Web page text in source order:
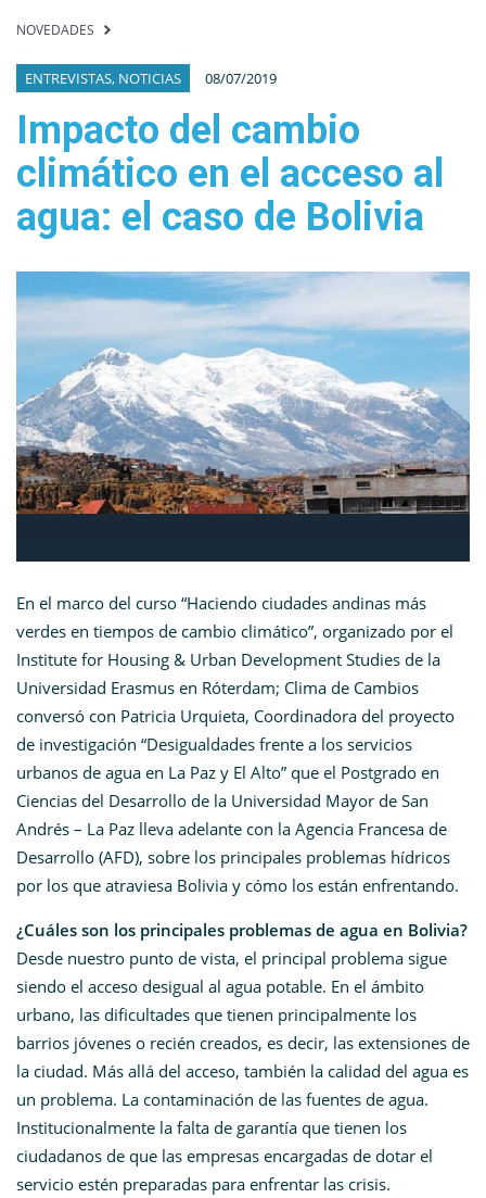
NOVEDADES
ENTREVISTAS, NOTICIAS 08/07/2019
Impacto del cambio
climático en el acceso al
agua: el caso de Bolivia
En el marco del curso “Haciendo ciudades andinas más
verdes en tiempos de cambio climático”, organizado por el
Institute for Housing & Urban Development Studies de la
Universidad Erasmus en Róterdam; Clima de Cambios
conversó con Patricia Urquieta, Coordinadora del proyecto
de investigación “Desigualdades frente a los servicios
urbanos de agua en La Paz y El Alto” que el Postgrado en
Ciencias del Desarrollo de la Universidad Mayor de San
Andrés – La Paz lleva adelante con la Agencia Francesa de
Desarrollo (AFD), sobre los principales problemas hídricos
por los que atraviesa Bolivia y cómo los están enfrentando.
¿Cuáles son los principales problemas de agua en Bolivia?
Desde nuestro punto de vista, el principal problema sigue
siendo el acceso desigual al agua potable. En el ámbito
urbano, las dificultades que tienen principalmente los
barrios jóvenes o recién creados, es decir, las extensiones de
la ciudad. Más allá del acceso, también la calidad del agua es
un problema. La contaminación de las fuentes de agua.
Institucionalmente la falta de garantía que tienen los
ciudadanos de que las empresas encargadas de dotar el
servicio estén preparadas para enfrentar las crisis.